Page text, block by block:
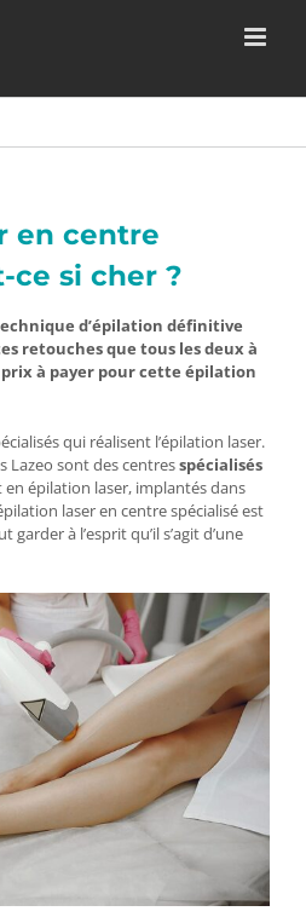
en centre
ce si cher ?
d’épilation définitive
retouches que tous les deux à
à payer pour cette épilation
qui réalisent l’épilation laser.
Lazeo sont des centresspécialisés
en épilation laser, implantés dans
laser en centre spécialisé est
à l’esprit qu’il s’agit d’une